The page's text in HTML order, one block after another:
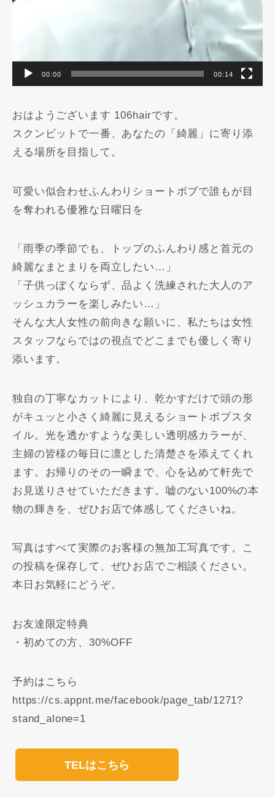
00:00 00:14
おはようございます 106hairです。
スクンビットで一番、あなたの「綺麗」に寄り添
える場所を目指して。
可愛い似合わせふんわりショートボブで誰もが目
を奪われる優雅な日曜日を️
「雨季の季節でも、トップのふんわり感と首元の
綺麗なまとまりを両立したい…」
「子供っぽくならず、品よく洗練された大人のア
ッシュカラーを楽しみたい…」
そんな大人女性の前向きな願いに、私たちは女性
スタッフならではの視点でどこまでも優しく寄り
添います。
独自の丁寧なカットにより、乾かすだけで頭の形
がキュッと小さく綺麗に見えるショートボブスタ
イル。光を透かすような美しい透明感カラーが、
主婦の皆様の毎日に凛とした清楚さを添えてくれ
ます。お帰りのその一瞬まで、心を込めて軒先で
お見送りさせていただきます。嘘のない100%の本
物の輝きを、ぜひお店で体感してくださいね。
写真はすべて実際のお客様の無加工写真です。こ
の投稿を保存して、ぜひお店でご相談ください。
本日お気軽にどうぞ。
お友達限定特典
・初めての方、30%OFF
予約はこちら
https://cs.appnt.me/facebook/page_tab/1271?
stand_alone=1
TELはこちら